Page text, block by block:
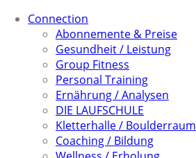
Connection
Abonnemente & Preise
Gesundheit / Leistung
Group Fitness
Personal Training
Ernährung / Analysen
DIE LAUFSCHULE
Kletterhalle / Boulderraum
Coaching / Bildung